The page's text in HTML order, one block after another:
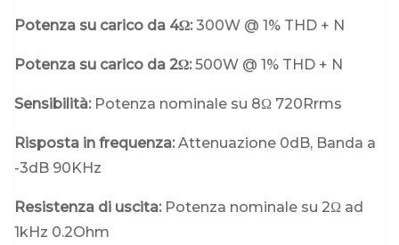
Potenza su carico da 4Ω:300W @ 1% THD + N
Potenza su carico da 2Ω:500W @ 1% THD + N
Sensibilità: Potenza nominale su 8Ω 720Rrms
Risposta in frequenza:Attenuazione 0dB, Banda a
-3dB 90KHz
Resistenza di uscita: Potenza nominale su 2Ω ad
1kHz 0.2Ohm